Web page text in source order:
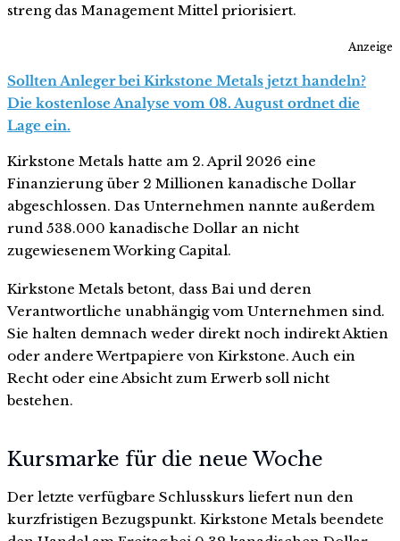
streng das Management Mittel priorisiert.
Anzeige
Sollten Anleger bei Kirkstone Metals jetzt handeln?
Die kostenlose Analyse vom 08. August ordnet die
Lage ein.
Kirkstone Metals hatte am 2. April 2026 eine
Finanzierung über 2 Millionen kanadische Dollar
abgeschlossen. Das Unternehmen nannte außerdem
rund 538.000 kanadische Dollar an nicht
zugewiesenem Working Capital.
Kirkstone Metals betont, dass Bai und deren
Verantwortliche unabhängig vom Unternehmen sind.
Sie halten demnach weder direkt noch indirekt Aktien
oder andere Wertpapiere von Kirkstone. Auch ein
Recht oder eine Absicht zum Erwerb soll nicht
bestehen.
Kursmarke für die neue Woche
Der letzte verfügbare Schlusskurs liefert nun den
kurzfristigen Bezugspunkt. Kirkstone Metals beendete